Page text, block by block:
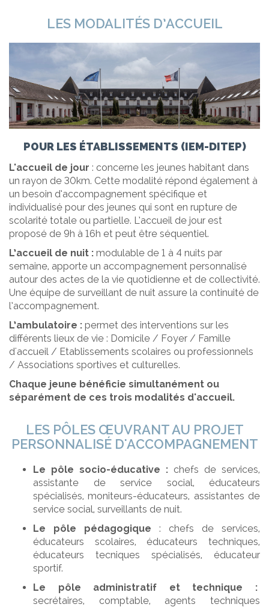
LES MODALITÉS D’ACCUEIL
POUR LES ÉTABLISSEMENTS (IEM-DITEP)
L'accueil de jour : concerne les jeunes habitant dans
un rayon de 30km. Cette modalité répond également à
un besoin d’accompagnement spécifique et
individualisé pour des jeunes qui sont en rupture de
scolarité totale ou partielle. L’accueil de jour est
proposé de 9h à 16h et peut être séquentiel.
L’accueil de nuit : modulable de 1 à 4 nuits par
semaine, apporte un accompagnement personnalisé
autour des actes de la vie quotidienne et de collectivité.
Une équipe de surveillant de nuit assure la continuité de
l’accompagnement.
L’ambulatoire : permet des interventions sur les
différents lieux de vie : Domicile / Foyer / Famille
d'accueil / Etablissements scolaires ou professionnels
/ Associations sportives et culturelles.
Chaque jeune bénéficie simultanément ou
séparément de ces trois modalités d'accueil.
LES PÔLES ŒUVRANT AU PROJET
PERSONNALISÉ D'ACCOMPAGNEMENT
Le pôle socio-éducative : chefs de services,
assistante de service social, éducateurs
spécialisés, moniteurs-éducateurs, assistantes de
service social, surveillants de nuit.
Le pôle pédagogique : chefs de services,
éducateurs scolaires, éducateurs techniques,
éducateurs tecniques spécialisés, éducateur
sportif.
Le pôle administratif et technique :
secrétaires, comptable, agents techniques